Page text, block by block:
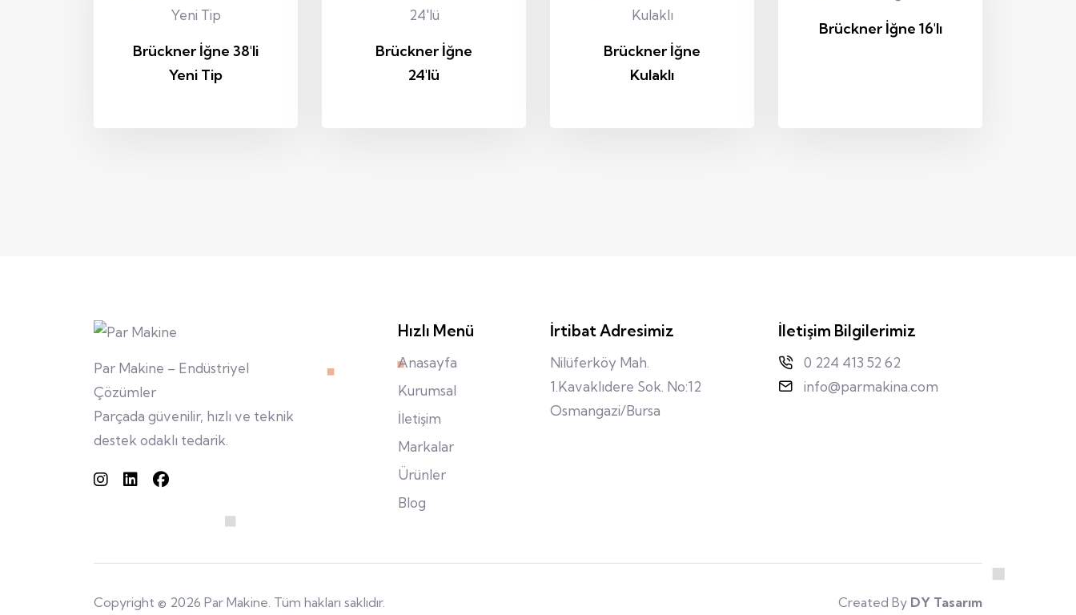
Brückner İğne 38'li
Yeni Tip
Brückner İğne
24'lü
Brückner İğne
Kulaklı
Brückner İğne 16'lı
Par Makine – Endüstriyel
Çözümler
Parçada güvenilir, hızlı ve teknik
destek odaklı tedarik.
Hızlı Menü
Anasayfa
Kurumsal
İletişim
Markalar
Ürünler
Blog
İrtibat Adresimiz
Nilüferköy Mah.
1.Kavaklıdere Sok. No:12
Osmangazi/Bursa
İletişim Bilgilerimiz
0 224 413 52 62
info@parmakina.com
Copyright © 2026 Par Makine. Tüm hakları saklıdır. Created By DY Tasarım